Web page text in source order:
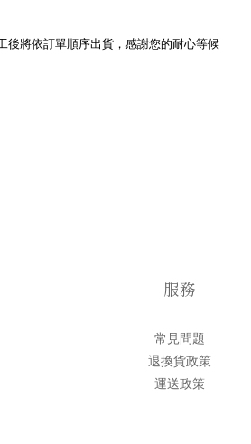
後將依訂單順序出貨，感謝您的耐心等候
服務
常見問題
退換貨政策
運送政策